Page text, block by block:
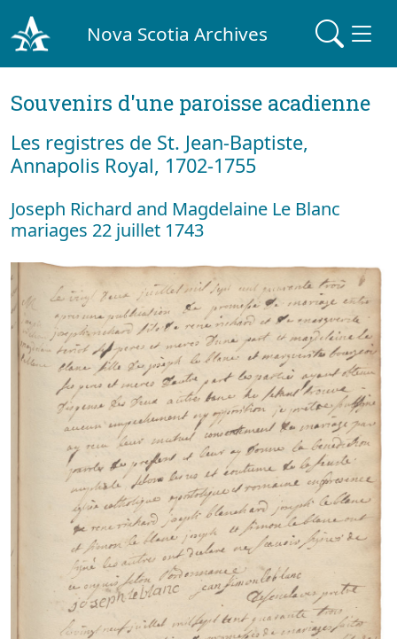
Nova Scotia Archives
Souvenirs d'une paroisse acadienne
Les registres de St. Jean-Baptiste,
Annapolis Royal, 1702-1755
Joseph Richard and Magdelaine Le Blanc
mariages 22 juillet 1743